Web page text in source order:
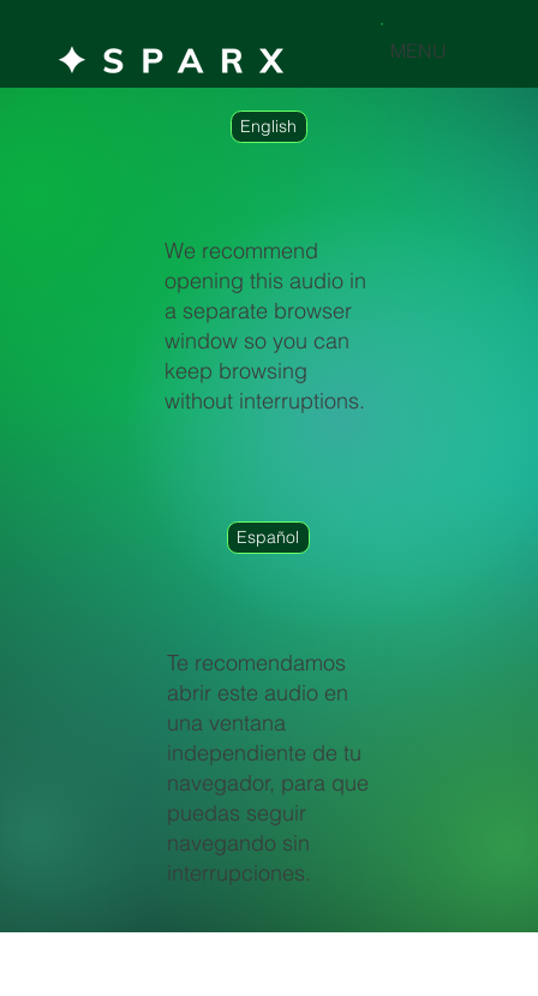
MENU
English
We recommend
opening this audio in
a separate browser
window so you can
keep browsing
without interruptions.
Español
Te recomendamos
abrir este audio en
una ventana
independiente de tu
navegador, para que
puedas seguir
navegando sin
interrupciones.